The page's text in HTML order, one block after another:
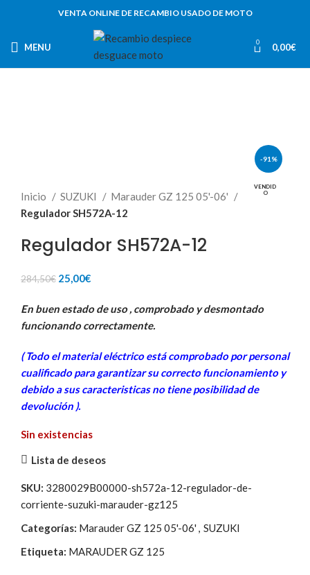
VENTA ONLINE DE RECAMBIO USADO DE MOTO
MENU 0 0,00€
-91%
VENDID
O
Inicio SUZUKI
Marauder GZ 125 05'-06'
Regulador SH572A-12
Regulador SH572A-12
284,50€ El
original
era:
25,00€
actual
es:
En buen estado de uso , comprobado y desmontado
funcionando correctamente.
( Todo el material eléctrico está comprobado por personal
cualificado para garantizar su correcto funcionamiento y
debido a sus caracteristicas no tiene posibilidad de
devolución ).
Sin existencias
Lista de deseos
SKU: 3280029B00000-sh572a-12-regulador-de-
corriente-suzuki-marauder-gz125
Categorías: Marauder GZ 125 05'-06' , SUZUKI
Etiqueta: MARAUDER GZ 125